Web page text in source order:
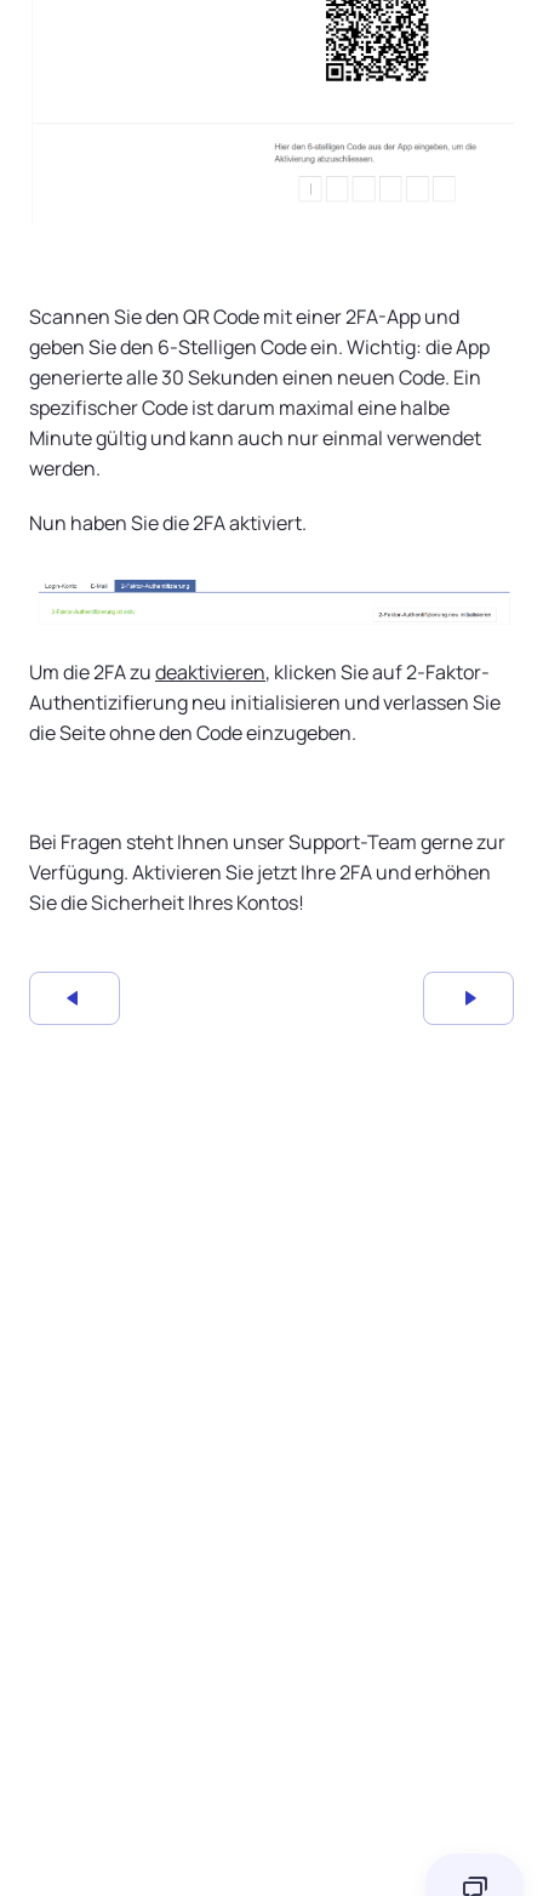
Scannen Sie den QR Code mit einer 2FA-App und
geben Sie den 6-Stelligen Code ein. Wichtig: die App
generierte alle 30 Sekunden einen neuen Code. Ein
spezifischer Code ist darum maximal eine halbe
Minute gültig und kann auch nur einmal verwendet
werden.
Nun haben Sie die 2FA aktiviert.
Um die 2FA zudeaktivieren, klicken Sie auf 2-Faktor-
Authentizifierung neu initialisieren und verlassen Sie
die Seite ohne den Code einzugeben.
Bei Fragen steht Ihnen unser Support-Team gerne zur
Verfügung. Aktivieren Sie jetzt Ihre 2FA und erhöhen
Sie die Sicherheit Ihres Kontos!